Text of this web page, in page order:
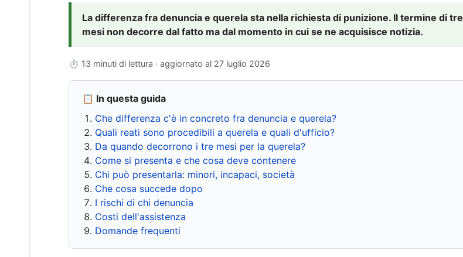
La differenza fra denuncia e querela sta nella richiesta di punizione. Il termine di tre
mesi non decorre dal fatto ma dal momento in cui se ne acquisisce notizia.
⏱ 13 minuti di lettura · aggiornato al 27 luglio 2026
📋 In questa guida
Che differenza c'è in concreto fra denuncia e querela?
Quali reati sono procedibili a querela e quali d'ufficio?
Da quando decorrono i tre mesi per la querela?
Come si presenta e che cosa deve contenere
Chi può presentarla: minori, incapaci, società
Che cosa succede dopo
I rischi di chi denuncia
Costi dell'assistenza
Domande frequenti